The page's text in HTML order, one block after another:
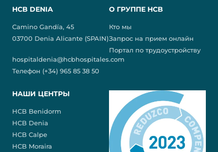
HCB DENIA
Camino Gandía, 45
03700 Denia Alicante (SPAIN)
hospitaldenia@hcbhospitales.com
Телефон (+34) 965 85 38 50
О ГРУППЕ HCB
Кто мы
Запрос на прием онлайн
Портал по трудоустройству
НАШИ ЦЕНТРЫ
HCB Benidorm
HCB Denia
HCB Calpe
HCB Moraira